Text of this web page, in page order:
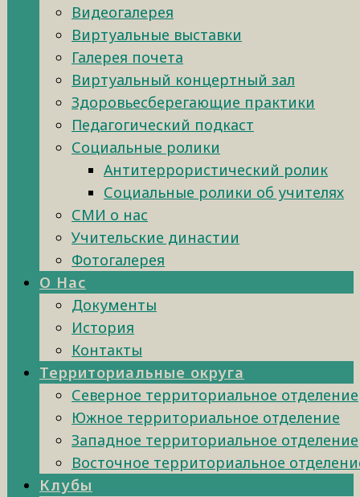
Видеогалерея
Виртуальные выставки
Галерея почета
Виртуальный концертный зал
Здоровьесберегающие практики
Педагогический подкаст
Социальные ролики
Антитеррористический ролик
Социальные ролики об учителях
СМИ о нас
Учительские династии
Фотогалерея
О Нас
Документы
История
Контакты
Территориальные округа
Северное территориальное отделение
Южное территориальное отделение
Западное территориальное отделение
Восточное территориальное
Клубы